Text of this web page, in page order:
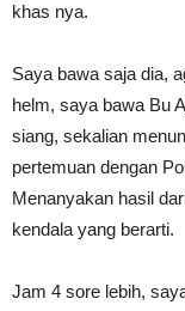
khas nya.
Saya bawa saja dia,
helm, saya bawa Bu
siang, sekalian
pertemuan dengan
Menanyakan hasil
kendala yang berarti.
Jam 4 sore lebih,